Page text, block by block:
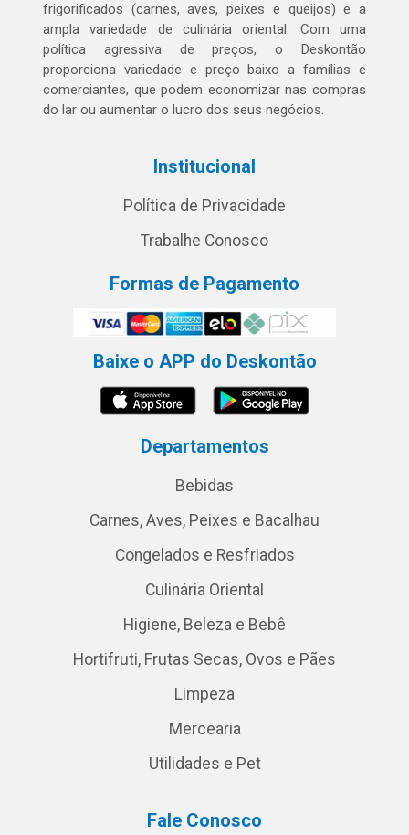
frigorificados (carnes, aves, peixes e queijos) e a
ampla variedade de culinária oriental. Com uma
política agressiva de preços, o Deskontão
proporciona variedade e preço baixo a famílias e
comerciantes, que podem economizar nas compras
do lar ou aumentar o lucro dos seus negócios.
Institucional
Política de Privacidade
Trabalhe Conosco
Formas de Pagamento
Baixe o APP do Deskontão
Departamentos
Bebidas
Carnes, Aves, Peixes e Bacalhau
Congelados e Resfriados
Culinária Oriental
Higiene, Beleza e Bebê
Hortifruti, Frutas Secas, Ovos e Pães
Limpeza
Mercearia
Utilidades e Pet
Fale Conosco